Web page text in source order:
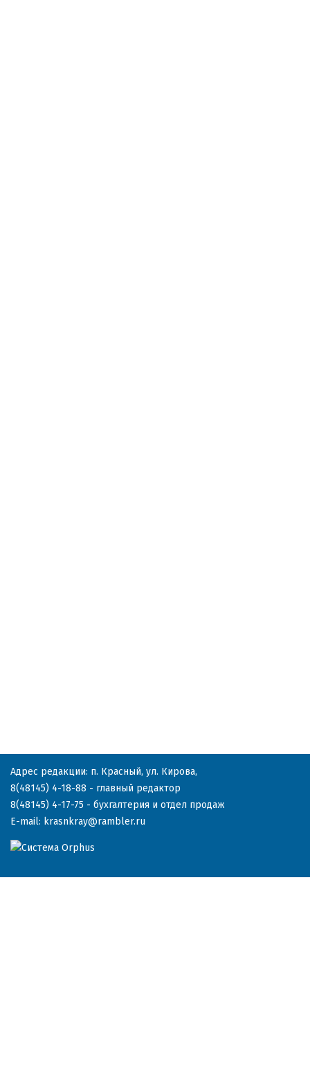
Адрес редакции: п. Красный, ул. Кирова,
8(48145) 4-18-88 - главный редактор
8(48145) 4-17-75 - бухгалтерия и отдел продаж
E-mail: krasnkray@rambler.ru